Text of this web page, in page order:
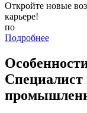
Откройте новые
карьере!
по
Подробнее
Специалист